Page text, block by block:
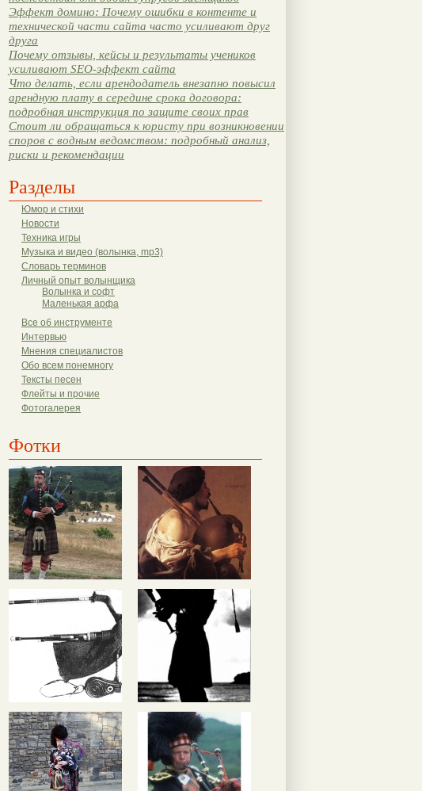
Эффект домино: Почему ошибки в контенте и
технической части сайта часто усиливают друг
друга
Почему отзывы, кейсы и результаты учеников
усиливают SEO-эффект сайта
Что делать, если арендодатель внезапно повысил
арендную плату в середине срока договора:
подробная инструкция по защите своих прав
Стоит ли обращаться к юристу при возникновении
споров с водным ведомством: подробный анализ,
риски и рекомендации
Разделы
Юмор и стихи
Новости
Техника игры
Музыка и видео (волынка, mp3)
Словарь терминов
Личный опыт волынщика
Волынка и софт
Маленькая арфа
Все об инструменте
Интервью
Мнения специалистов
Обо всем понемногу
Тексты песен
Флейты и прочие
Фотогалерея
Фотки